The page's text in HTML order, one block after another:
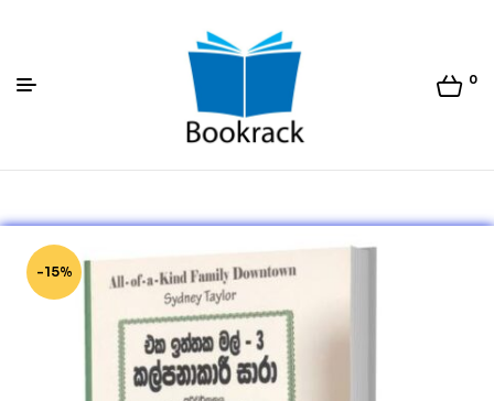
Bookrack.lk
0
-15%